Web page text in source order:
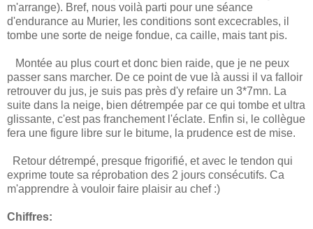
m'arrange). Bref, nous voilà parti pour une séance
d'endurance au Murier, les conditions sont excecrables, il
tombe une sorte de neige fondue, ca caille, mais tant pis.
Montée au plus court et donc bien raide, que je ne peux
passer sans marcher. De ce point de vue là aussi il va falloir
retrouver du jus, je suis pas près d'y refaire un 3*7mn. La
suite dans la neige, bien détrempée par ce qui tombe et ultra
glissante, c'est pas franchement l'éclate. Enfin si, le collègue
fera une figure libre sur le bitume, la prudence est de mise.
Retour détrempé, presque frigorifié, et avec le tendon qui
exprime toute sa réprobation des 2 jours consécutifs. Ca
m'apprendre à vouloir faire plaisir au chef :)
Chiffres: